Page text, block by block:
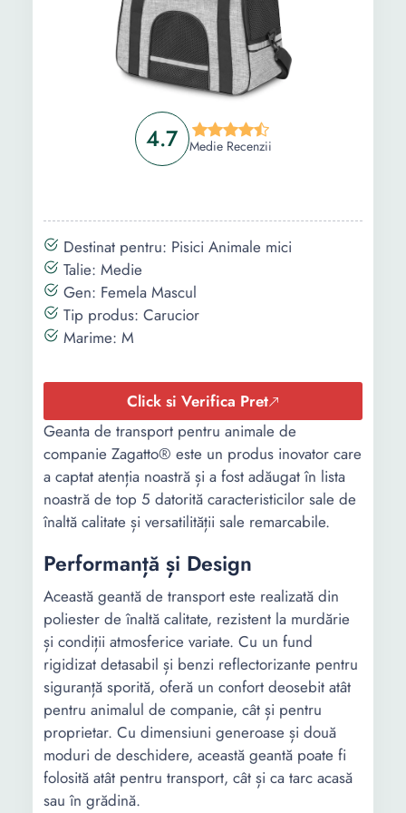
4.7 Medie Recenzii
Destinat pentru: Pisici Animale mici
Talie: Medie
Gen: Femela Mascul
Tip produs: Carucior
Marime: M
Click si Verifica Pret
Geanta de transport pentru animale de
companie Zagatto® este un produs inovator care
a captat atenția noastră și a fost adăugat în lista
noastră de top 5 datorită caracteristicilor sale de
înaltă calitate și versatilității sale remarcabile.
Performanță și Design
Această geantă de transport este realizată din
poliester de înaltă calitate, rezistent la murdărie
și condiții atmosferice variate. Cu un fund
rigidizat detasabil și benzi reflectorizante pentru
siguranță sporită, oferă un confort deosebit atât
pentru animalul de companie, cât și pentru
proprietar. Cu dimensiuni generoase și două
moduri de deschidere, această geantă poate fi
folosită atât pentru transport, cât și ca tarc acasă
sau în grădină.